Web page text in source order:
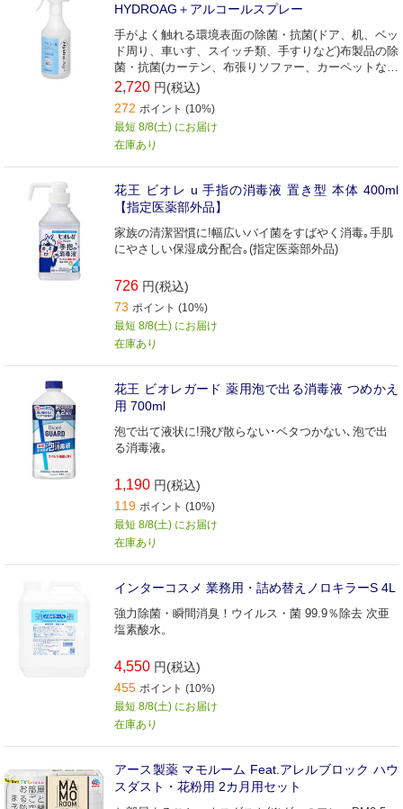
HYDROAG＋アルコールスプレー
手がよく触れる環境表面の除菌・抗菌(ドア、机、ベッ
ド周り、車いす、スイッチ類、手すりなど)布製品の除
菌・抗菌(カーテン、布張りソファー、カーペットな
ど)
2,720 円(税込)
272 ポイント (10%)
最短 8/8(土) にお届け
在庫あり
花王 ビオレ u 手指の消毒液 置き型 本体 400ml
【指定医薬部外品】
家族の清潔習慣に!幅広いバイ菌をすばやく消毒｡手肌
にやさしい保湿成分配合｡(指定医薬部外品)
726 円(税込)
73 ポイント (10%)
最短 8/8(土) にお届け
在庫あり
花王 ビオレガード 薬用泡で出る消毒液 つめかえ
用 700ml
泡で出て液状に!飛び散らない･ベタつかない､泡で出
る消毒液｡
1,190 円(税込)
119 ポイント (10%)
最短 8/8(土) にお届け
在庫あり
インターコスメ 業務用・詰め替えノロキラーS 4L
強力除菌・瞬間消臭！ウイルス・菌 99.9％除去 次亜
塩素酸水。
4,550 円(税込)
455 ポイント (10%)
最短 8/8(土) にお届け
在庫あり
アース製薬 マモルーム Feat.アレルブロック ハウ
スダスト・花粉用 2カ月用セット